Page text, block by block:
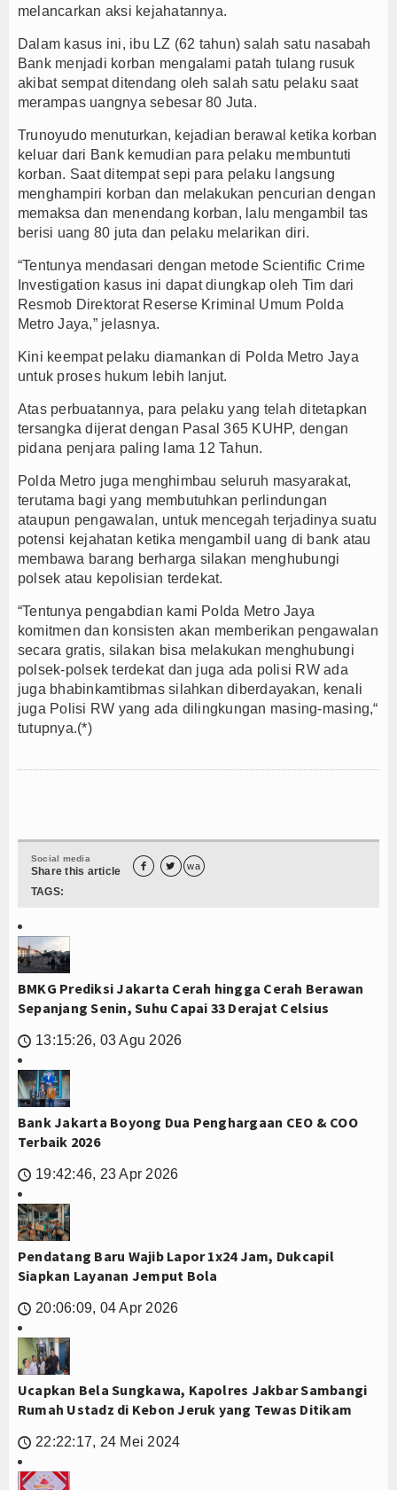
melancarkan aksi kejahatannya.
Dalam kasus ini, ibu LZ (62 tahun) salah satu nasabah
Bank menjadi korban mengalami patah tulang rusuk
akibat sempat ditendang oleh salah satu pelaku saat
merampas uangnya sebesar 80 Juta.
Trunoyudo menuturkan, kejadian berawal ketika korban
keluar dari Bank kemudian para pelaku membuntuti
korban. Saat ditempat sepi para pelaku langsung
menghampiri korban dan melakukan pencurian dengan
memaksa dan menendang korban, lalu mengambil tas
berisi uang 80 juta dan pelaku melarikan diri.
“Tentunya mendasari dengan metode Scientific Crime
Investigation kasus ini dapat diungkap oleh Tim dari
Resmob Direktorat Reserse Kriminal Umum Polda
Metro Jaya,” jelasnya.
Kini keempat pelaku diamankan di Polda Metro Jaya
untuk proses hukum lebih lanjut.
Atas perbuatannya, para pelaku yang telah ditetapkan
tersangka dijerat dengan Pasal 365 KUHP, dengan
pidana penjara paling lama 12 Tahun.
Polda Metro juga menghimbau seluruh masyarakat,
terutama bagi yang membutuhkan perlindungan
ataupun pengawalan, untuk mencegah terjadinya suatu
potensi kejahatan ketika mengambil uang di bank atau
membawa barang berharga silakan menghubungi
polsek atau kepolisian terdekat.
“Tentunya pengabdian kami Polda Metro Jaya
komitmen dan konsisten akan memberikan pengawalan
secara gratis, silakan bisa melakukan menghubungi
polsek-polsek terdekat dan juga ada polisi RW ada
juga bhabinkamtibmas silahkan diberdayakan, kenali
juga Polisi RW yang ada dilingkungan masing-masing,“
tutupnya.(*)
Social media
Share this article   wa
TAGS:
BMKG Prediksi Jakarta Cerah hingga Cerah Berawan
Sepanjang Senin, Suhu Capai 33 Derajat Celsius
🕔 13:15:26, 03 Agu 2026
Bank Jakarta Boyong Dua Penghargaan CEO & COO
Terbaik 2026
🕔 19:42:46, 23 Apr 2026
Pendatang Baru Wajib Lapor 1x24 Jam, Dukcapil
Siapkan Layanan Jemput Bola
🕔 20:06:09, 04 Apr 2026
Ucapkan Bela Sungkawa, Kapolres Jakbar Sambangi
Rumah Ustadz di Kebon Jeruk yang Tewas Ditikam
🕔 22:22:17, 24 Mei 2024